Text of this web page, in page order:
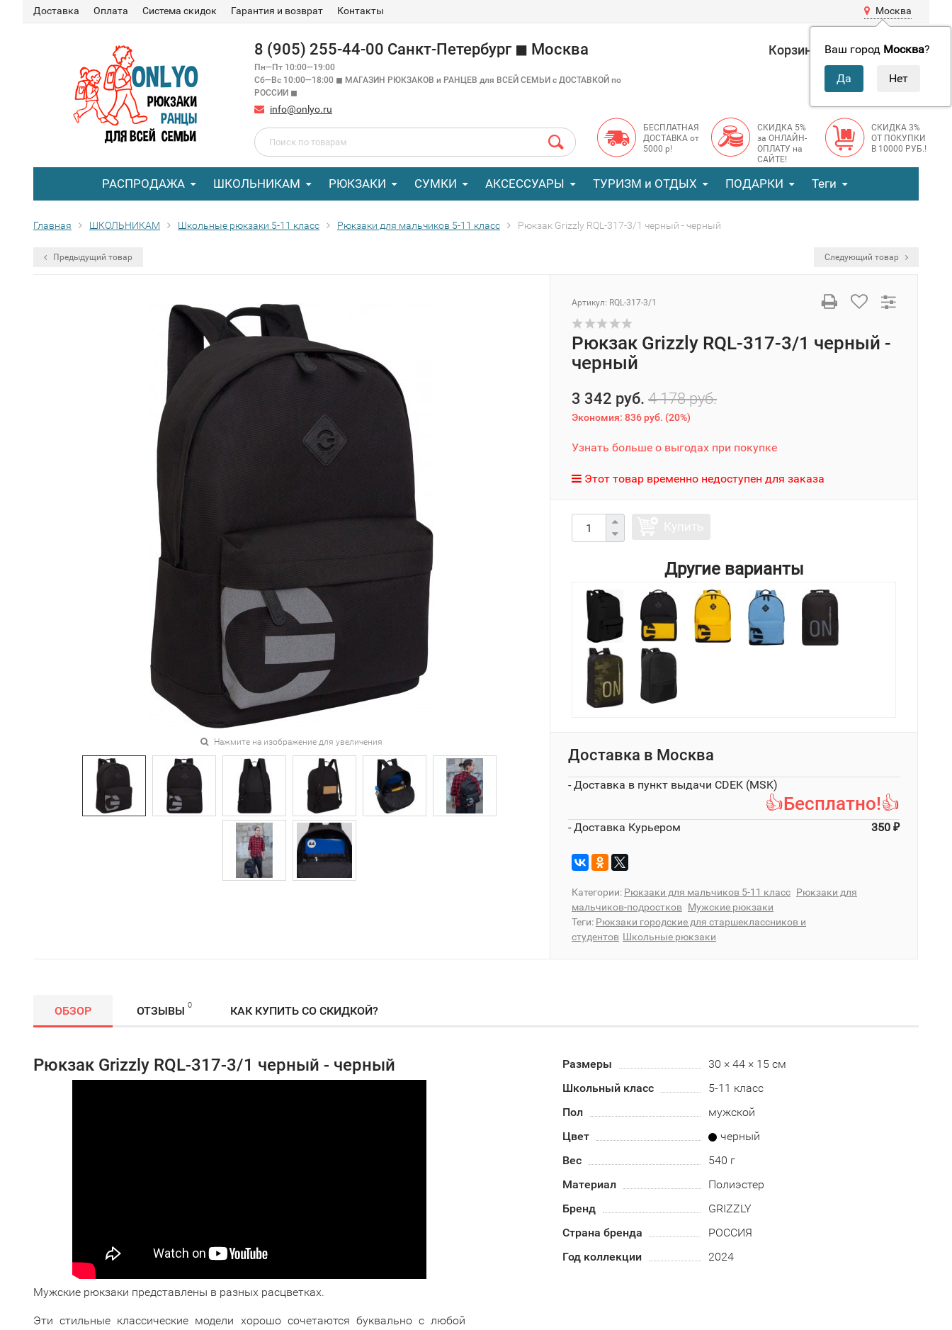
Доставка Оплата Система скидок Гарантия и возврат Контакты Москва
Ваш город Москва?
8 (905) 255-44-00 Санкт-Петербург ◼ Москва
Пн—Пт 10:00—19:00
Сб—Вс 10:00—18:00 ◼ МАГАЗИН РЮКЗАКОВ и РАНЦЕВ для ВСЕЙ СЕМЬИ с ДОСТАВКОЙ по
РОССИИ ◼
info@onlyo.ru
Корзина 0 0 руб.
БЕСПЛАТНАЯ
ДОСТАВКА от
5000 р!
СКИДКА 5%
за ОНЛАЙН-
ОПЛАТУ на
САЙТЕ!
СКИДКА 3%
ОТ ПОКУПКИ
В 10000 РУБ.!
РАСПРОДАЖА ШКОЛЬНИКАМ РЮКЗАКИ СУМКИ АКСЕССУАРЫ ТУРИЗМ и ОТДЫХ ПОДАРКИ Теги
Главная ШКОЛЬНИКАМ Школьные рюкзаки 5-11 класс Рюкзаки для мальчиков 5-11 класс Рюкзак Grizzly RQL-317-3/1 черный - черный
Предыдущий товар Следующий товар
Нажмите на изображение для увеличения
Артикул: RQL-317-3/1
Рюкзак Grizzly RQL-317-3/1 черный -
черный
3 342 руб. 4 178 руб.
Экономия: 836 руб. (20%)
Узнать больше о выгодах при покупке
Этот товар временно недоступен для заказа
Другие варианты
Доставка в Москва
- Доставка в пункт выдачи CDEK (MSK)
👍Бесплатно!👍
- Доставка Курьером 350 ₽
Категории: Рюкзаки для мальчиков 5-11 класс Рюкзаки для
мальчиков-подростков
Мужские рюкзаки
Теги: Рюкзаки городские для старшеклассников и
студентов Школьные рюкзаки
ОБЗОР ОТЗЫВЫ 0 КАК КУПИТЬ СО СКИДКОЙ?
Рюкзак Grizzly RQL-317-3/1 черный - черный
Мужские рюкзаки представлены в разных расцветках.
Эти стильные классические модели хорошо сочетаются буквально с любой
Размеры
30 × 44 × 15 см
Школьный класс
5-11 класс
Пол
мужской
Цвет
черный
Вес
540 г
Материал
Полиэстер
Бренд
GRIZZLY
Страна бренда
РОССИЯ
Год коллекции
2024